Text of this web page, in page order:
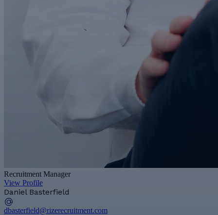
Recruitment Manager
View Profile
Daniel Basterfield
dbasterfield@rizerecruitment.com